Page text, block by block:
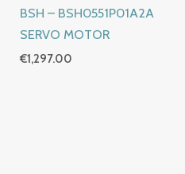
BSH – BSH0551P01A2A
SERVO MOTOR
€1,297.00